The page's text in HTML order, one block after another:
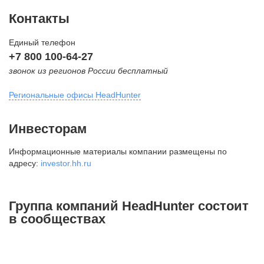
Контакты
Единый телефон
+7 800 100-64-27
звонок из регионов России бесплатный
Региональные офисы HeadHunter
внутригородская территория
Муниципальный округ Тверской,
2-я Брестская ул., д. 48,
+7 495 980-64-27
Инвесторам
Информационные материалы компании размещены по
адресу: investor.hh.ru
Группа компаний HeadHunter состоит
в сообществах